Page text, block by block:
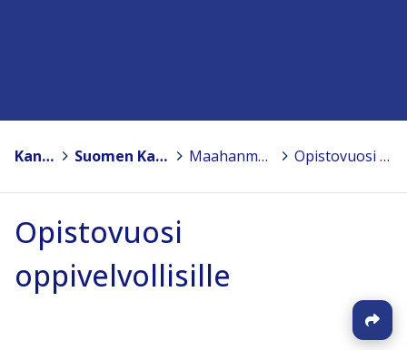
Kansanopistot Suomen Kansanopistoyhdistys – Finlands Folkhögskolförening ry > Maahanmuuttajille suunnattuja koulutuksia kansanopistoissa Opistovuosi oppivelvollisille
Opistovuosi
oppivelvollisille